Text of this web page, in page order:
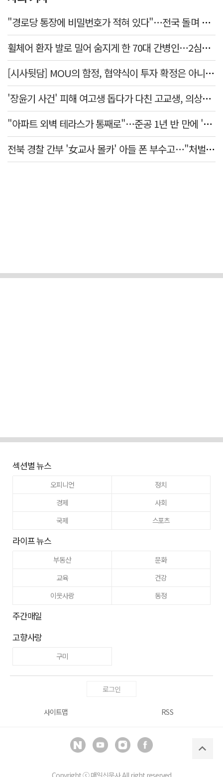
"경로당 통장에 비밀번호가 적혀 있다"…전국 돌며 경로당 13곳 턴 30대 구속
휠체어 환자 발로 밀어 숨지게 한 70대 간병인…2심도 집행유예
[시사뒷담] MOU의 함정, 협약식이 투자 확정은 아니긴 해
'장윤기 사건' 피해 여고생 돕다가 다친 고교생, 의상자 인정
"아파트 외벽 테라스가 통째로"…준공 1년 반 만에 '아찔 사고'
전북 경찰 간부 '女교사 몰카' 아들 폰 부수고…"처벌 못하는 사안" 내부망에 글
섹션별 뉴스
오피니언
정치
경제
사회
국제
스포츠
라이프 뉴스
부동산
문화
교육
건강
이웃사랑
동정
주간매일
고향사랑
구미
로그인
사이트맵 RSS